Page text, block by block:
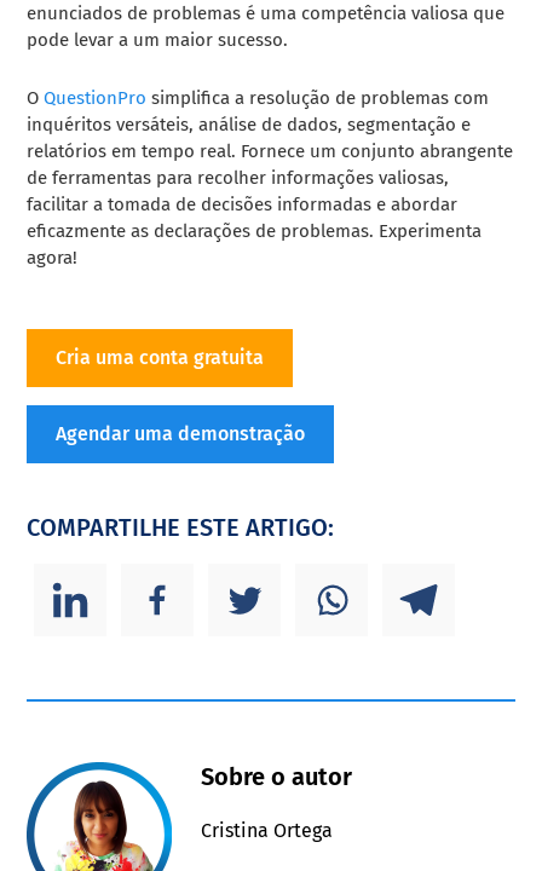
enunciados de problemas é uma competência valiosa que
pode levar a um maior sucesso.
OQuestionPro simplifica a resolução de problemas com
inquéritos versáteis, análise de dados, segmentação e
relatórios em tempo real. Fornece um conjunto abrangente
de ferramentas para recolher informações valiosas,
facilitar a tomada de decisões informadas e abordar
eficazmente as declarações de problemas. Experimenta
agora!
Cria uma conta gratuita
Agendar uma demonstração
COMPARTILHE ESTE ARTIGO:
Sobre o autor
Cristina Ortega